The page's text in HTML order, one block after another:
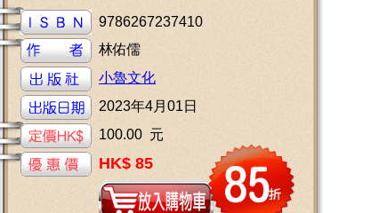
9786267237410
林佑儒
小魯文化
2023年4月01日
100.00 元
HK$ 85